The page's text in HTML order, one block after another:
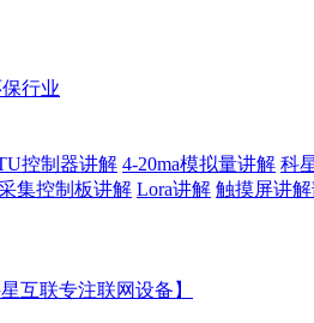
行业
控制器讲解 4-20ma模拟量讲解 科
集控制板讲解 Lora讲解 触摸屏讲
互联专注联网设备】